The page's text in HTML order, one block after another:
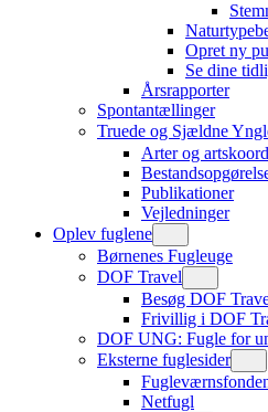
Opret ny
Se dine
Årsrapporter
Spontantællinger
Truede og Sjældne
Arter og
Publikationer
Vejledninger
Oplev fuglene
Børnenes Fugleuge
DOF Travel
Besøg DOF
Frivillig i DOF
DOF UNG: Fugle for
Eksterne fuglesider
Netfugl